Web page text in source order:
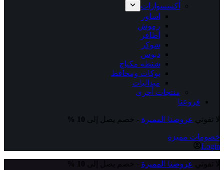
أكسسوارات
اساور
رموش
أظافر
شوكر
دبوس
شنطة مكياج
بوكات ومحافظ
ميداليات
منتجات أخري
فروعنا
لا تفوتي عروضنا المميزة - خصم يصل إلى
خصومات مميزة
Login
عروضنا المميزة